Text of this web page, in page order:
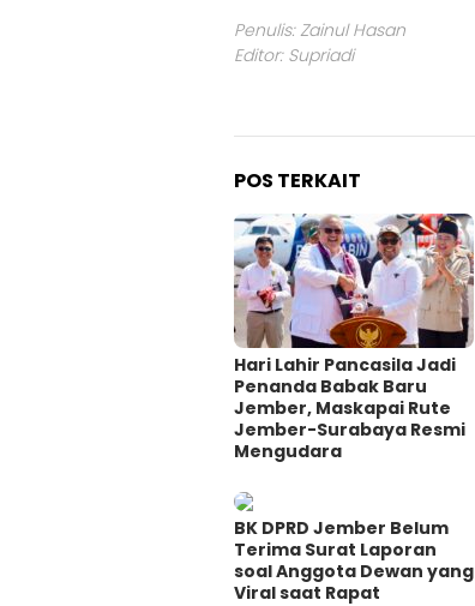
Penulis: Zainul Hasan
Editor: Supriadi
POS TERKAIT
Hari Lahir Pancasila Jadi
Penanda Babak Baru
Jember, Maskapai Rute
Jember-Surabaya Resmi
Mengudara
BK DPRD Jember Belum
Terima Surat Laporan
soal Anggota Dewan yang
Viral saat Rapat